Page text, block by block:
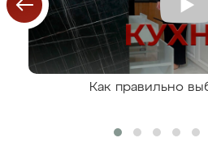
Как правильно